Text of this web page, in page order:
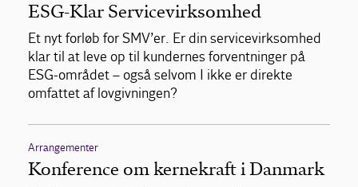
ESG-Klar Servicevirksomhed
Et nyt forløb for SMV’er. Er din servicevirksomhed
klar til at leve op til kundernes forventninger på
ESG-området – også selvom I ikke er direkte
omfattet af lovgivningen?
Arrangementer
Konference om kernekraft i Danmark